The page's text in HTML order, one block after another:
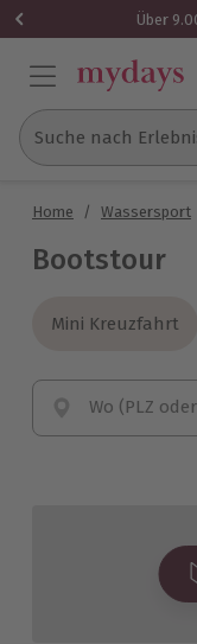
Über
Suche nach
Home / Wassersport
Bootstour
Mini Kreuzfahrt
Mini Kreuzfahrt
Wo (PLZ